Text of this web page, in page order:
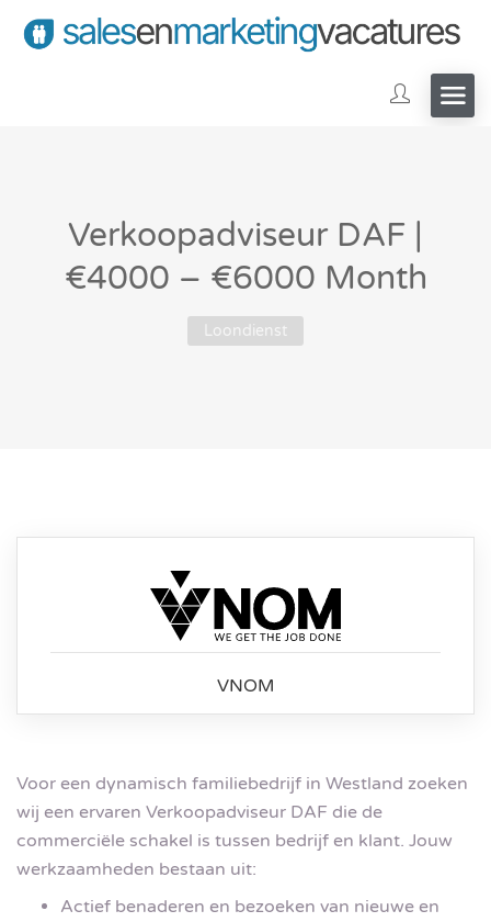
Verkoopadviseur DAF |
€4000 – €6000 Month
Loondienst
VNOM
Voor een dynamisch familiebedrijf in Westland zoeken
wij een ervaren Verkoopadviseur DAF die de
commerciële schakel is tussen bedrijf en klant. Jouw
werkzaamheden bestaan uit:
Actief benaderen en bezoeken van nieuwe en